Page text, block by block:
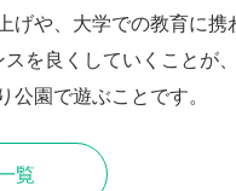
げや、大学での教育に携
を良くしていくことが
園で遊ぶことです。
覧